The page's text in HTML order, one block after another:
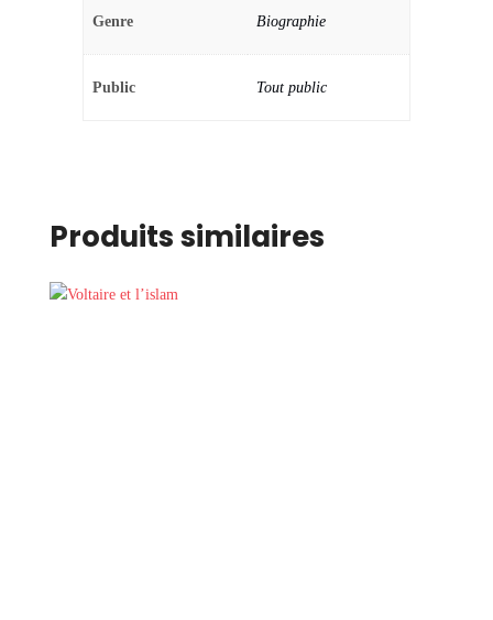
Genre Biographie
Public Tout public
Produits similaires